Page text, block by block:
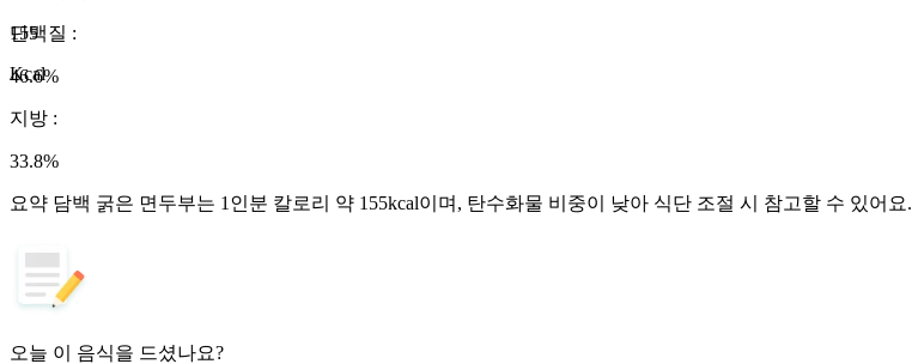
155
Kcal
단백질 :
46.6%
지방 :
33.8%
요약 담백 굵은 면두부는 1인분 칼로리 약 155kcal이며, 탄수화물 비중이 낮아 식단 조절 시 참고할 수 있어요.
오늘 이 음식을 드셨나요?